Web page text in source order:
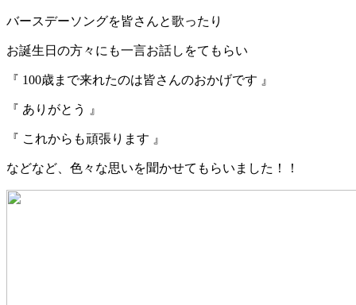
バースデーソングを皆さんと歌ったり
お誕生日の方々にも一言お話しをてもらい
『 100歳まで来れたのは皆さんのおかげです 』
『 ありがとう 』
『 これからも頑張ります 』
などなど、色々な思いを聞かせてもらいました！！